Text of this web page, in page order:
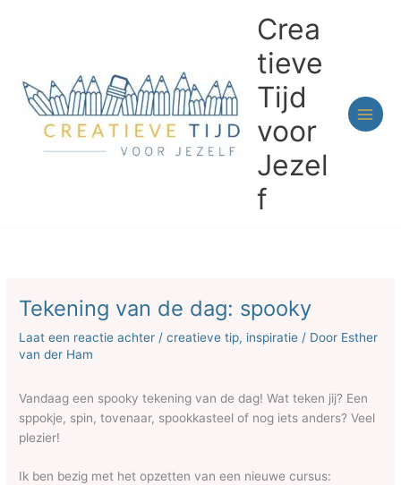
Crea
tieve
Tijd
voor
Jezel
f
Tekening van de dag: spooky
Laat een reactie achter /creatieve tip, inspiratie / Door Esther
van der Ham
Vandaag een spooky tekening van de dag! Wat teken jij? Een
sppokje, spin, tovenaar, spookkasteel of nog iets anders? Veel
plezier!
Ik ben bezig met het opzetten van een nieuwe cursus: